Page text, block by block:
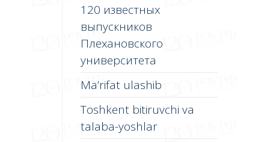
120 известных
выпускников
Плехановского
университета
Ma’rifat ulashib
Toshkent bitiruvchi va
talaba-yoshlar